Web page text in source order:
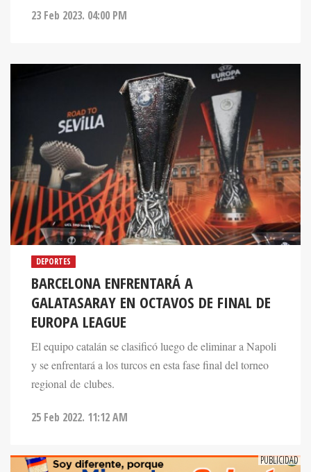
23 Feb 2023. 04:00 PM
DEPORTES
BARCELONA ENFRENTARÁ A
GALATASARAY EN OCTAVOS DE FINAL DE
EUROPA LEAGUE
El equipo catalán se clasificó luego de eliminar a Napoli
y se enfrentará a los turcos en esta fase final del torneo
regional de clubes.
25 Feb 2022. 11:12 AM